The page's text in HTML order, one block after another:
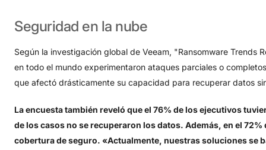
Seguridad en la nube
Según la investigación global de Veeam, "Ransomware Trends
en todo el mundo experimentaron ataques parciales o
que afectó drásticamente su capacidad para recuperar datos
La encuesta también reveló que el 76% de los ejecutivos
de los casos no se recuperaron los datos. Además, en el
cobertura de seguro. «Actualmente, nuestras soluciones se